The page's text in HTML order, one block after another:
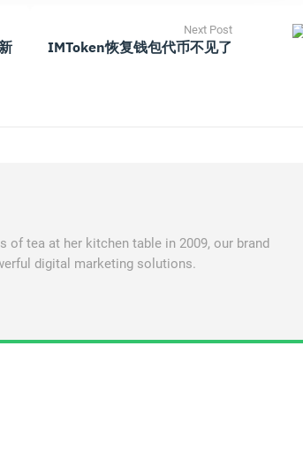
Next Post
IMToken恢复钱包代币不见了
of tea at her kitchen table in 2009, our brand
digital marketing solutions.